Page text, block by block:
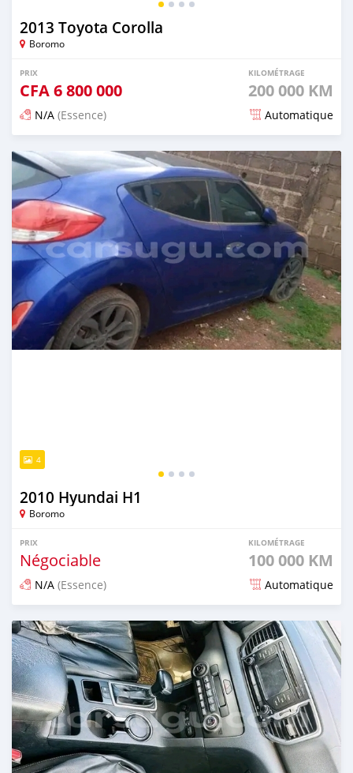
2013 Toyota Corolla
Boromo
PRIX
CFA6 800 000
KILOMÉTRAGE
200 000 KM
N/A (Essence) Automatique
Publié il y a 12 mois
4
2010 Hyundai H1
Boromo
PRIX
Négociable
KILOMÉTRAGE
100 000 KM
N/A (Essence) Automatique
Publié il y a 12 mois